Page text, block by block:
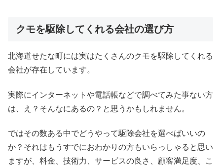
クモを駆除してくれる会社の選び方
北海道せたな町には実はたくさんのクモを駆除してくれる
会社が存在しています。
実際にインターネットや電話帳などで調べてみた事ない方
は、え？そんなにあるの？と思うかもしれません。
ではその数ある中でどうやって駆除会社を選べばいいの
か？それはもうすでにおわかりの方もいらっしゃると思い
ますが、料金、技術力、サービスの良さ、顧客満足度、こ